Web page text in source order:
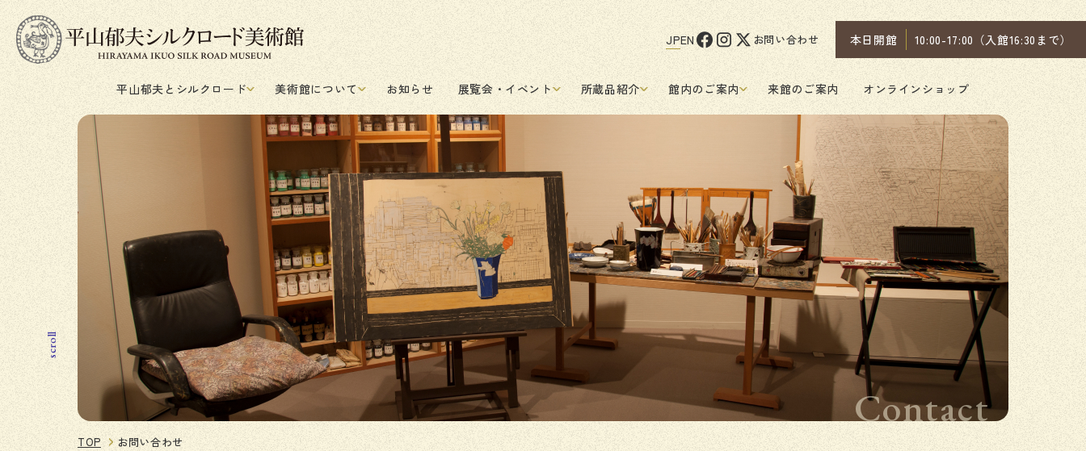
JPEN お問い合わせ 本日開館 10:00-17:00（入館16:30まで）
平山郁夫とシルクロード 美術館について お知らせ 展覧会・イベント 所蔵品紹介 館内のご案内 来館のご案内 オンラインショップ
scroll
Contact
TOP お問い合わせ